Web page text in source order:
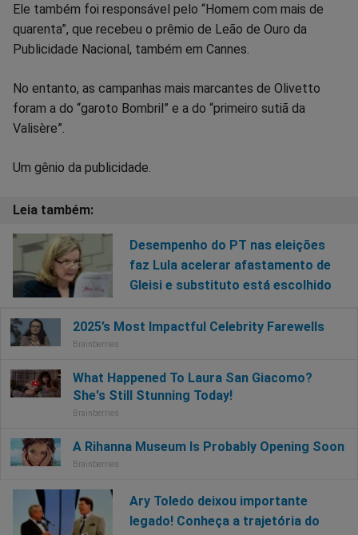
Ele também foi responsável pelo “Homem com mais de
quarenta”, que recebeu o prêmio de Leão de Ouro da
Publicidade Nacional, também em Cannes.
No entanto, as campanhas mais marcantes de Olivetto
foram a do “garoto Bombril” e a do “primeiro sutiã da
Valisère”.
Um gênio da publicidade.
Desempenho do PT nas eleições
faz Lula acelerar afastamento de
Gleisi e substituto está escolhido
Ary Toledo deixou importante
legado! Conheça a trajetória do